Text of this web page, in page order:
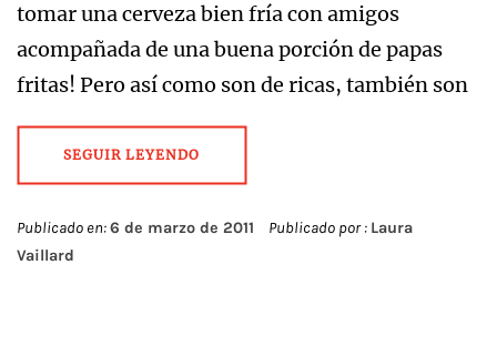
tomar una cerveza bien fría con amigos
acompañada de una buena porción de papas
fritas! Pero así como son de ricas, también son
SEGUIR LEYENDO
Publicado en:6 de marzo de 2011 Publicado por : Laura
Vaillard